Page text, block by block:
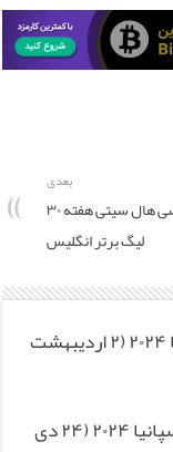
بعدی
دانلود بازی چلسی هال سیتی هفته ۳۰
لیگ برتر انگلیس
دانلود ال کلاسیکو ۲۵۷(۲۹۰) لالیگا اسپانیا ۲۰۲۴ (۲ اردیبهشت
دانلود ال کلاسیکو ۲۵۶(۲۸۹) سوپرکاپ اسپانیا ۲۰۲۴ (۲۴ دی